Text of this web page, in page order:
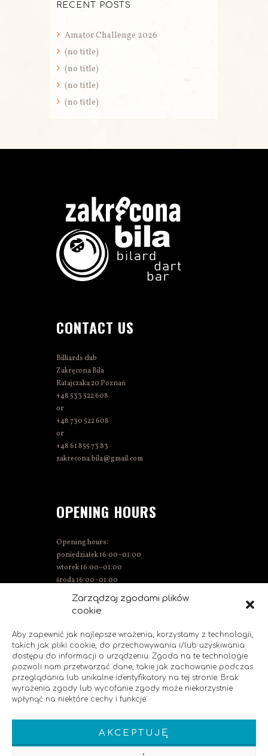
Zarządzaj zgodami plików
cookie
Aby zapewnić jak najlepsze wrażenia, korzystamy z technologii,
takich jak pliki cookie, do przechowywania i/lub uzyskiwania
dostępu do informacji o urządzeniu. Zgoda na te technologie
pozwoli nam przetwarzać dane, takie jak zachowanie podczas
przeglądania lub unikalne identyfikatory na tej stronie. Brak
wyrażenia zgody lub wycofanie zgody może niekorzystnie
wpłynąć na niektóre cechy i funkcje.
AKCEPTUJĘ
RECENT POSTS
Amator Challenge 2026
(no title)
(no title)
(no title)
(no title)
CONTACT US
Billiards club
Zakręcona Bila
Ratajczaka 20 Poznań
+48 533 522 608
or
+48 730 522 608
or
+48 61 855 73 83
zakrecona.bila@gmail.com
OPENING HOURS
Opening hours:
poniedziałek 16:00–01:00
wtorek 16:00–01:00
środa 16:00–01:00
Thursday 15:00–01:00
Friday 15:00–02:00
Sunday 14:00–00:00
SOCIAL MEDIA